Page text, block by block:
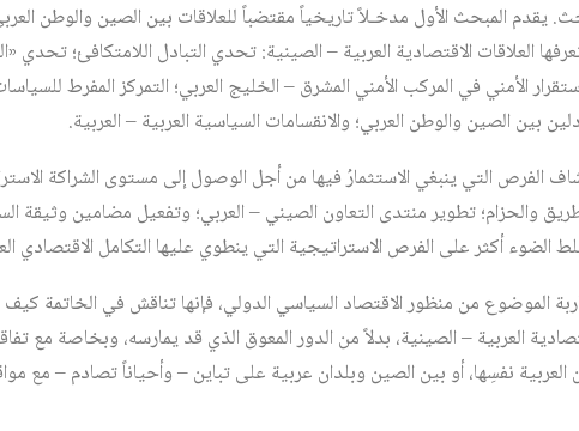
يقدم المبحث الأول مدخـلاً تاريخياً مقتضباً للعلاقات بين الصين والوطن
العلاقات الاقتصادية العربية – الصينية: تحدي التبادل اللامتكافئ؛
الأمني في المركب الأمني المشرق – الخليج العربي؛ التمركز المفرط
بين الصين والوطن العربي؛ والانقسامات السياسية العربية – العربية.
الفرص التي ينبغي الاستثمارُ فيها من أجل الوصول إلى مستوى الشراكة
والحزام؛ تطوير منتدى التعاون الصيني – العربي؛ وتفعيل مضامين وثيقة
الضوء أكثر على الفرص الاستراتيجية التي ينطوي عليها التكامل الاقتصادي
الموضوع من منظور الاقتصاد السياسي الدولي، فإنها تناقش في الخاتمة
العربية – الصينية، بدلاً من الدور المعوق الذي قد يمارسه، وبخاصة مع
العربية نفسِها، أو بين الصين وبلدان عربية على تباين – وأحياناً تصادم – مع